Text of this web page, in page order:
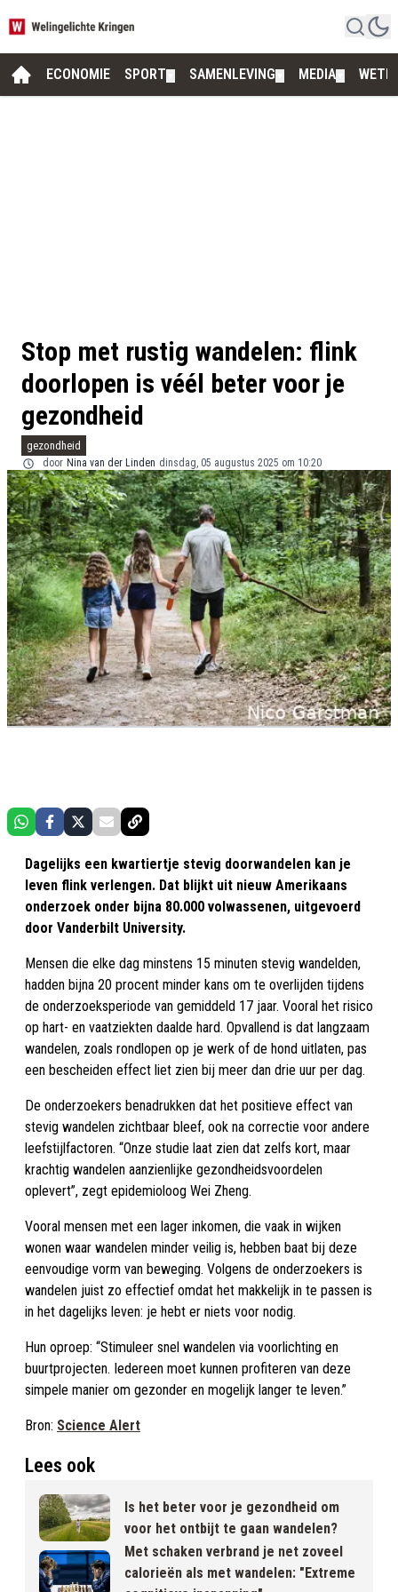
ECONOMIE SPORT SAMENLEVING MEDIA
Stop met rustig wandelen: flink
doorlopen is véél beter voor je
gezondheid
gezondheid
door Nina van der Linden dinsdag, 05 augustus 2025 om 10:20
Dagelijks een kwartiertje stevig doorwandelen kan je
leven flink verlengen. Dat blijkt uit nieuw Amerikaans
onderzoek onder bijna 80.000 volwassenen, uitgevoerd
door Vanderbilt University.
Mensen die elke dag minstens 15 minuten stevig wandelden,
hadden bijna 20 procent minder kans om te overlijden tijdens
de onderzoeksperiode van gemiddeld 17 jaar. Vooral het risico
op hart- en vaatziekten daalde hard. Opvallend is dat langzaam
wandelen, zoals rondlopen op je werk of de hond uitlaten, pas
een bescheiden effect liet zien bij meer dan drie uur per dag.
De onderzoekers benadrukken dat het positieve effect van
stevig wandelen zichtbaar bleef, ook na correctie voor andere
leefstijlfactoren. “Onze studie laat zien dat zelfs kort, maar
krachtig wandelen aanzienlijke gezondheidsvoordelen
oplevert”, zegt epidemioloog Wei Zheng.
Vooral mensen met een lager inkomen, die vaak in wijken
wonen waar wandelen minder veilig is, hebben baat bij deze
eenvoudige vorm van beweging. Volgens de onderzoekers is
wandelen juist zo effectief omdat het makkelijk in te passen is
in het dagelijks leven: je hebt er niets voor nodig.
Hun oproep: “Stimuleer snel wandelen via voorlichting en
buurtprojecten. Iedereen moet kunnen profiteren van deze
simpele manier om gezonder en mogelijk langer te leven.”
Bron: Science Alert
Lees ook
Is het beter voor je gezondheid om
voor het ontbijt te gaan wandelen?
Met schaken verbrand je net zoveel
calorieën als met wandelen: "Extreme